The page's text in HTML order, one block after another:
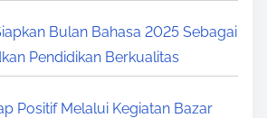
Bulan Bahasa 2025 Sebagai
Pendidikan Berkualitas
Positif Melalui Kegiatan Bazar